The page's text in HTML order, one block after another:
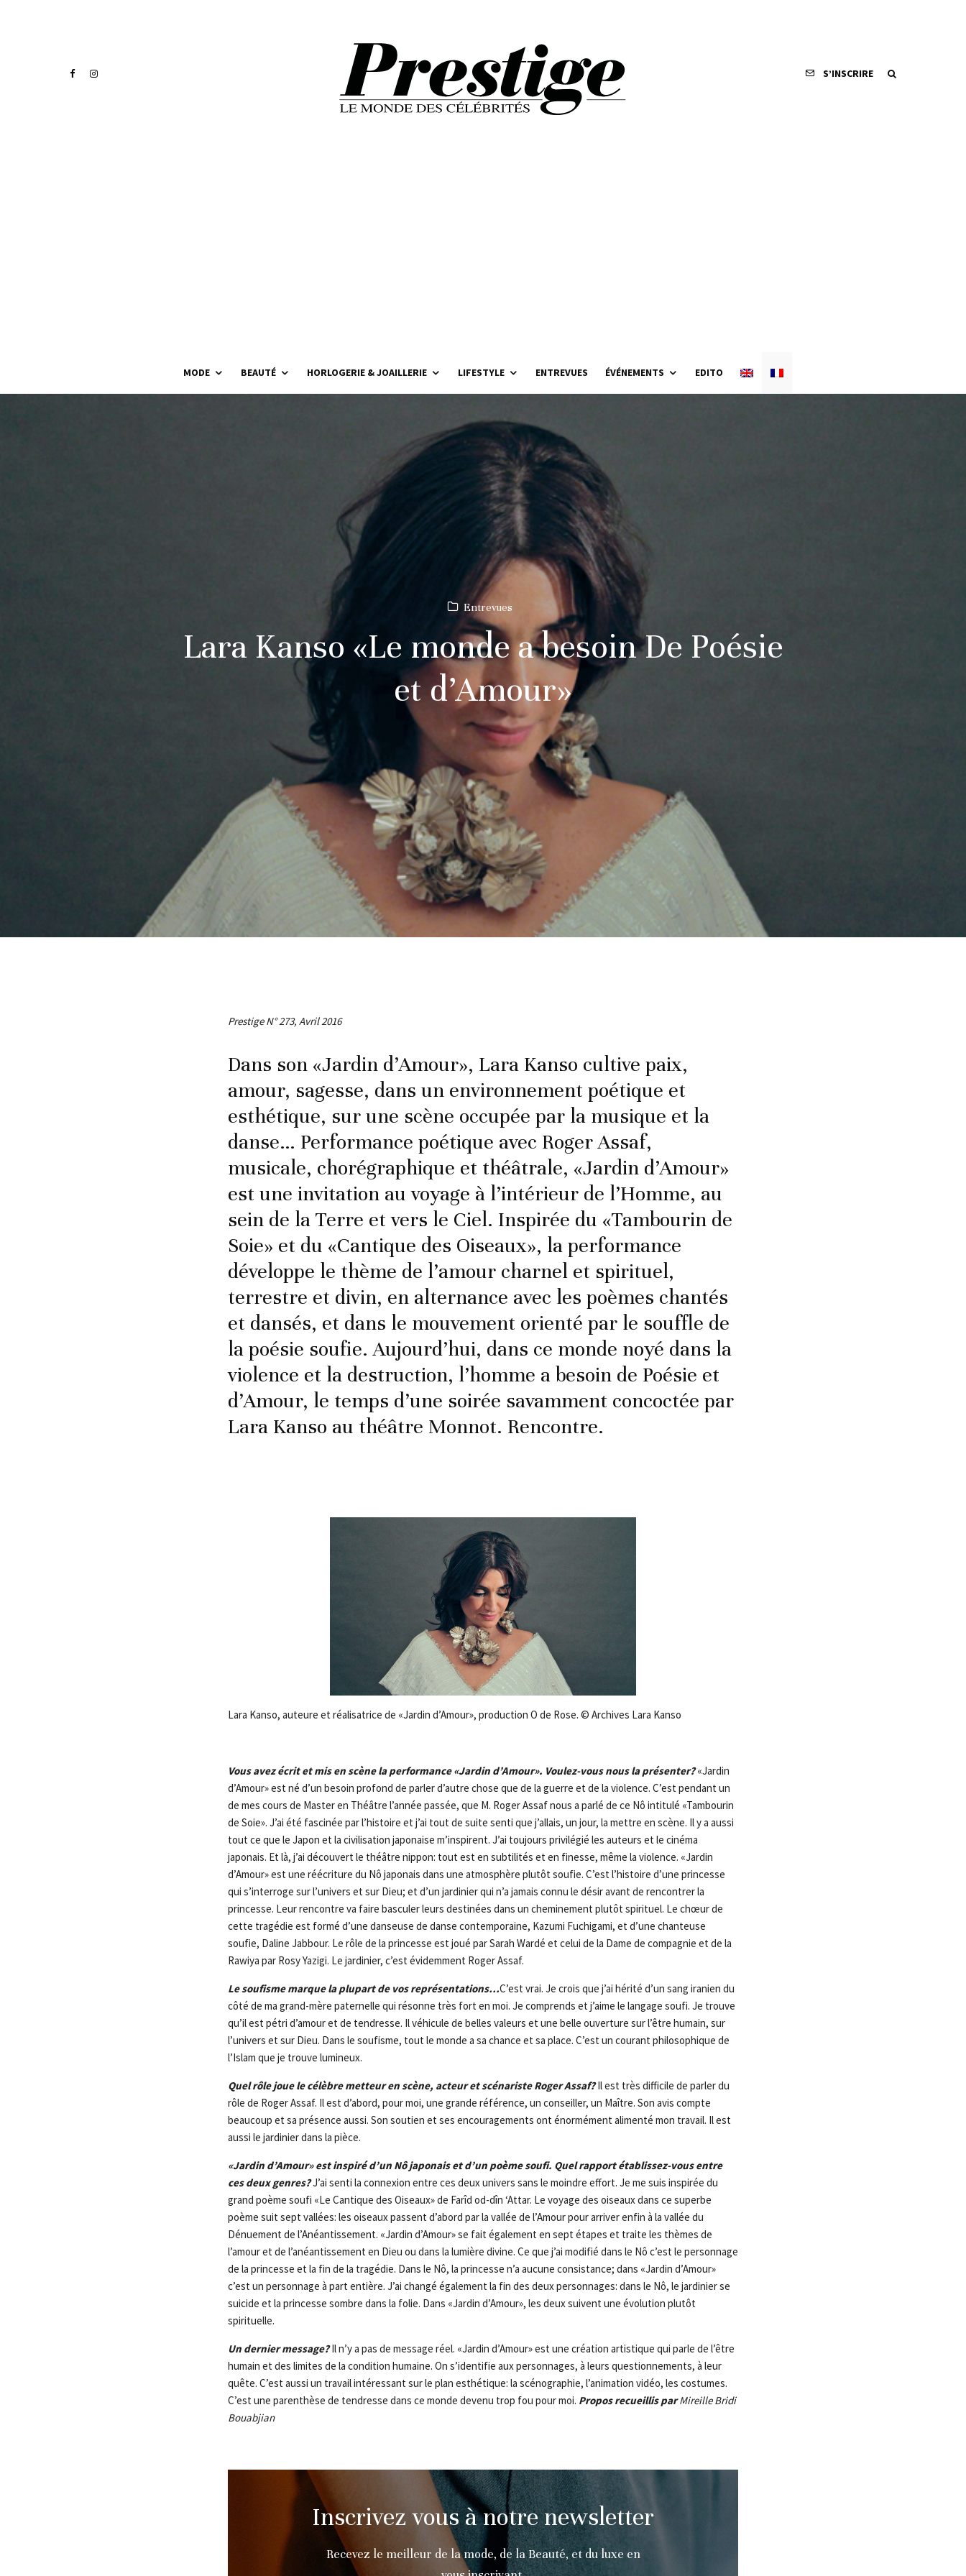
S’INSCRIRE
MODE BEAUTÉ HORLOGERIE & JOAILLERIE LIFESTYLE ENTREVUES ÉVÉNEMENTS EDITO
Entrevues
Lara Kanso «Le monde a besoin De Poésie
et d’Amour»
Prestige N° 273, Avril 2016
Dans son «Jardin d’Amour», Lara Kanso cultive paix,
amour, sagesse, dans un environnement poétique et
esthétique, sur une scène occupée par la musique et la
danse… Performance poétique avec Roger Assaf,
musicale, chorégraphique et théâtrale, «Jardin d’Amour»
est une invitation au voyage à l’intérieur de l’Homme, au
sein de la Terre et vers le Ciel. Inspirée du «Tambourin de
Soie» et du «Cantique des Oiseaux», la performance
développe le thème de l’amour charnel et spirituel,
terrestre et divin, en alternance avec les poèmes chantés
et dansés, et dans le mouvement orienté par le souffle de
la poésie soufie. Aujourd’hui, dans ce monde noyé dans la
violence et la destruction, l’homme a besoin de Poésie et
d’Amour, le temps d’une soirée savamment concoctée par
Lara Kanso au théâtre Monnot. Rencontre.
Lara Kanso, auteure et réalisatrice de «Jardin d’Amour», production O de Rose. © Archives Lara Kanso
Vous avez écrit et mis en scène la performance «Jardin d’Amour». Voulez-vous nous la présenter?«Jardin
d’Amour» est né d’un besoin profond de parler d’autre chose que de la guerre et de la violence. C’est pendant un
de mes cours de Master en Théâtre l’année passée, que M. Roger Assaf nous a parlé de ce Nô intitulé «Tambourin
de Soie». J’ai été fascinée par l’histoire et j’ai tout de suite senti que j’allais, un jour, la mettre en scène. Il y a aussi
tout ce que le Japon et la civilisation japonaise m’inspirent. J’ai toujours privilégié les auteurs et le cinéma
japonais. Et là, j’ai découvert le théâtre nippon: tout est en subtilités et en finesse, même la violence. «Jardin
d’Amour» est une réécriture du Nô japonais dans une atmosphère plutôt soufie. C’est l’histoire d’une princesse
qui s’interroge sur l’univers et sur Dieu; et d’un jardinier qui n’a jamais connu le désir avant de rencontrer la
princesse. Leur rencontre va faire basculer leurs destinées dans un cheminement plutôt spirituel. Le chœur de
cette tragédie est formé d’une danseuse de danse contemporaine, Kazumi Fuchigami, et d’une chanteuse
soufie, Daline Jabbour. Le rôle de la princesse est joué par Sarah Wardé et celui de la Dame de compagnie et de la
Rawiya par Rosy Yazigi. Le jardinier, c’est évidemment Roger Assaf.
Le soufisme marque la plupart de vos représentations…C’est vrai. Je crois que j’ai hérité d’un sang iranien du
côté de ma grand-mère paternelle qui résonne très fort en moi. Je comprends et j’aime le langage soufi. Je trouve
qu’il est pétri d’amour et de tendresse. Il véhicule de belles valeurs et une belle ouverture sur l’être humain, sur
l’univers et sur Dieu. Dans le soufisme, tout le monde a sa chance et sa place. C’est un courant philosophique de
l’Islam que je trouve lumineux.
Quel rôle joue le célèbre metteur en scène, acteur et scénariste Roger Assaf?Il est très difficile de parler du
rôle de Roger Assaf. Il est d’abord, pour moi, une grande référence, un conseiller, un Maître. Son avis compte
beaucoup et sa présence aussi. Son soutien et ses encouragements ont énormément alimenté mon travail. Il est
aussi le jardinier dans la pièce.
«Jardin d’Amour» est inspiré d’un Nô japonais et d’un poème soufi. Quel rapport établissez-vous entre
ces deux genres?J’ai senti la connexion entre ces deux univers sans le moindre effort. Je me suis inspirée du
grand poème soufi «Le Cantique des Oiseaux» de Farîd od-dîn ‘Attar. Le voyage des oiseaux dans ce superbe
poème suit sept vallées: les oiseaux passent d’abord par la vallée de l’Amour pour arriver enfin à la vallée du
Dénuement de l’Anéantissement. «Jardin d’Amour» se fait également en sept étapes et traite les thèmes de
l’amour et de l’anéantissement en Dieu ou dans la lumière divine. Ce que j’ai modifié dans le Nô c’est le personnage
de la princesse et la fin de la tragédie. Dans le Nô, la princesse n’a aucune consistance; dans «Jardin d’Amour»
c’est un personnage à part entière. J’ai changé également la fin des deux personnages: dans le Nô, le jardinier se
suicide et la princesse sombre dans la folie. Dans «Jardin d’Amour», les deux suivent une évolution plutôt
spirituelle.
Un dernier message?Il n’y a pas de message réel. «Jardin d’Amour» est une création artistique qui parle de l’être
humain et des limites de la condition humaine. On s’identifie aux personnages, à leurs questionnements, à leur
quête. C’est aussi un travail intéressant sur le plan esthétique: la scénographie, l’animation vidéo, les costumes.
C’est une parenthèse de tendresse dans ce monde devenu trop fou pour moi. Propos recueillis parMireille Bridi
Bouabjian
Inscrivez vous à notre newsletter
Recevez le meilleur de la mode, de la Beauté, et du luxe en